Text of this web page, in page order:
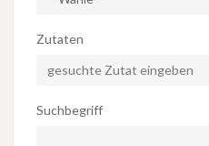
Zutaten
Suchbegriff